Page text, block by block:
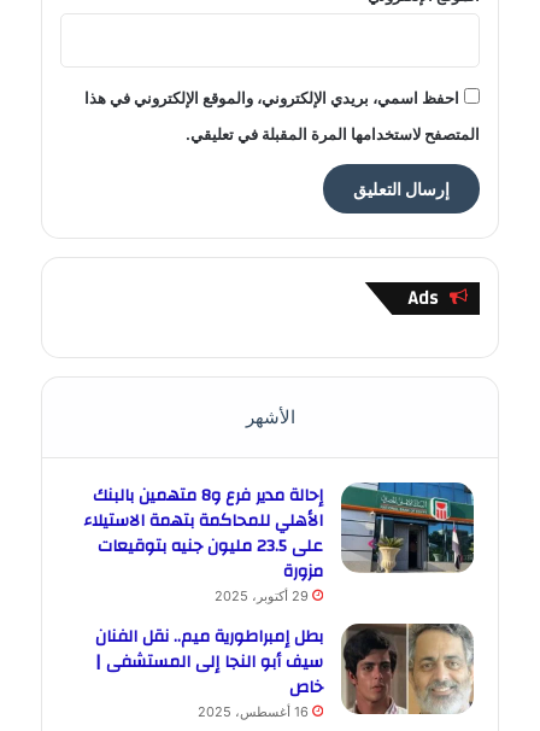
احفظ اسمي، بريدي الإلكتروني، والموقع الإلكتروني في هذا
المتصفح لاستخدامها المرة المقبلة في تعليقي.
Ads
الأشهر
إحالة مدير فرع و8 متهمين بالبنك
الأهلي للمحاكمة بتهمة الاستيلاء
على 23.5 مليون جنيه بتوقيعات
مزورة
29 أكتوبر، 2025
بطل إمبراطورية ميم.. نقل الفنان
سيف أبو النجا إلى المستشفى |
خاص
16 أغسطس، 2025